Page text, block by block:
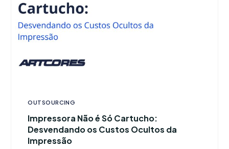
OUTSOURCING
Impressora Não é Só Cartucho:
Desvendando os Custos Ocultos da
Impressão